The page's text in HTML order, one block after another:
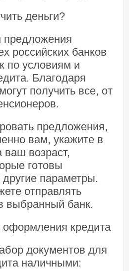
деньги?
российских банков
по условиям и
Благодаря
получить все, от
предложения,
вам, укажите в
возраст,
готовы
другие параметры.
отправлять
выбранный банк.
кредита
документов для
наличными: